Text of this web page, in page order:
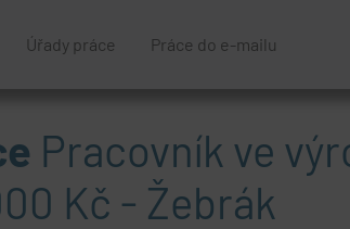
Úřady práce Práce do e-mailu
Pracovník ve
Kč - Žebrák